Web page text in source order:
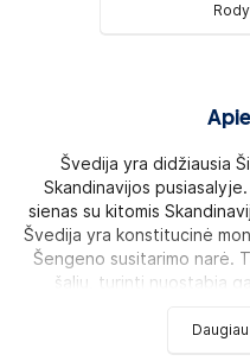
Švedija yra didžiausia
Skandinavijos
sienas su kitomis
Švedija yra konstitucinė
Šengeno susitarimo narė.
šalių, turinti nuostabią